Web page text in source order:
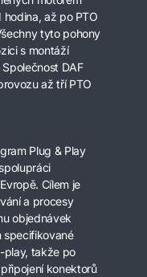
hodina, až po PTO
tyto pohony
s montáží
DAF
až tří PTO
Plug & Play
Cílem je
a procesy
objednávek
specifikované
play, takže po
konektorů